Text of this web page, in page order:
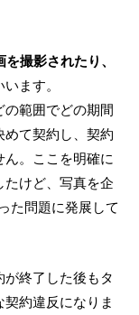
撮影されたり、
います。
の範囲でどの期間
めて契約し、契約
。ここを明確に
たけど、写真を企
た問題に発展して
が終了した後もタ
約違反になりま